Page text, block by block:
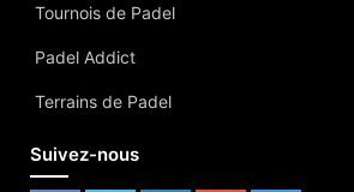
Tournois de Padel
Padel Addict
Terrains de Padel
Suivez-nous